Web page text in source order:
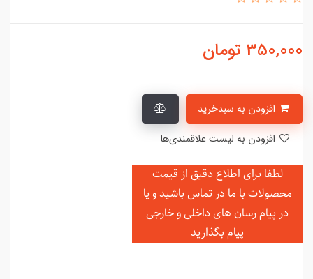
350,000 تومان
لطفا برای اطلاع دقیق از قیمت
محصولات با ما در تماس باشید و یا
در پیام رسان های داخلی و خارجی
پیام بگذارید